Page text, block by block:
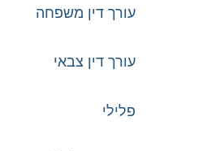
עורך דין משפחה
עורך דין צבאי
פלילי